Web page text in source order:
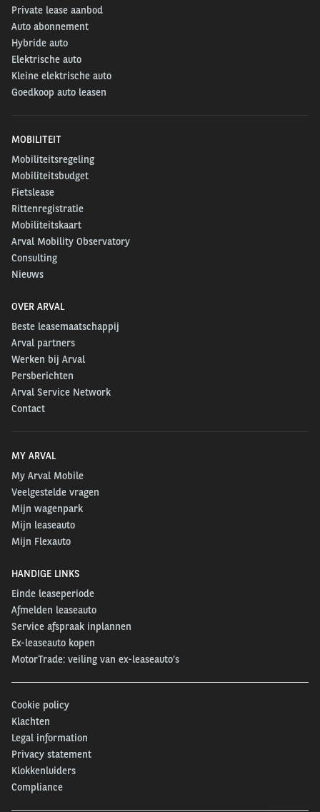
Private lease aanbod
Auto abonnement
Hybride auto
Elektrische auto
Kleine elektrische auto
Goedkoop auto leasen
MOBILITEIT
Mobiliteitsregeling
Mobiliteitsbudget
Fietslease
Rittenregistratie
Mobiliteitskaart
Arval Mobility Observatory
Consulting
Nieuws
OVER ARVAL
Beste leasemaatschappij
Arval partners
Werken bij Arval
Persberichten
Arval Service Network
Contact
MY ARVAL
My Arval Mobile
Veelgestelde vragen
Mijn wagenpark
Mijn leaseauto
Mijn Flexauto
HANDIGE LINKS
Einde leaseperiode
Afmelden leaseauto
Service afspraak inplannen
Ex-leaseauto kopen
MotorTrade: veiling van ex-leaseauto’s
Cookie policy
Klachten
Legal information
Privacy statement
Klokkenluiders
Compliance